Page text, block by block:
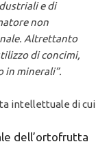
e di
non
Altrettanto
di concimi,
in minerali”.
intellettuale di cui
dell’ortofrutta